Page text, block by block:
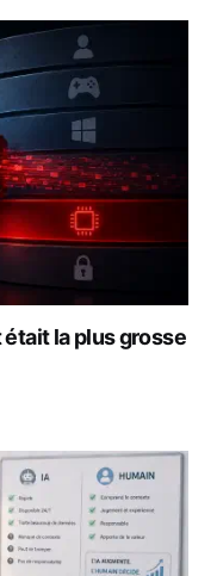
la plus grosse